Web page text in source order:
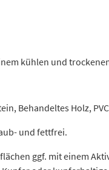
kühlen und
Behandeltes Holz,
und fettfrei.
ggf. mit einem